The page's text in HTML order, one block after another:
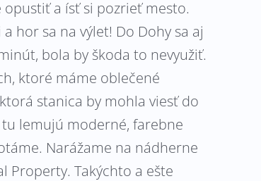
a ísť si pozrieť mesto.
hor sa na výlet! Do Dohy sa aj
bola by škoda to nevyužiť.
ktoré máme oblečené
stanica by mohla viesť do
lemujú moderné, farebne
Narážame na nádherne
Property. Takýchto a ešte